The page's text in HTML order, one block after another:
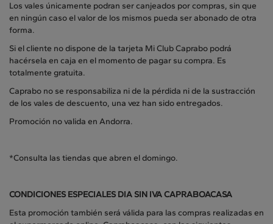
Los vales únicamente podran ser canjeados por compras, sin que
en ningún caso el valor de los mismos pueda ser abonado de otra
forma.
Si el cliente no dispone de la tarjeta Mi Club Caprabo podrá
hacérsela en caja en el momento de pagar su compra. Es
totalmente gratuita.
Caprabo no se responsabiliza ni de la pérdida ni de la sustracción
de los vales de descuento, una vez han sido entregados.
Promoción no valida en Andorra.
*Consulta las tiendas que abren el domingo.
CONDICIONES ESPECIALES DIA SIN IVA CAPRABOACASA
Esta promoción también será válida para las compras realizadas en